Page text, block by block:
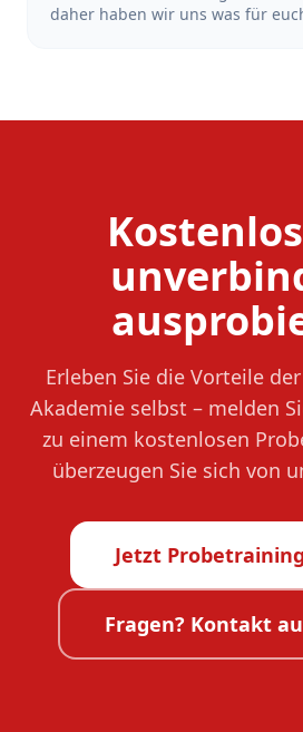
daher haben wir uns was für
wegen der Ferien und Starte
Erleben Sie die Vorteile
Akademie selbst – melden
zu einem kostenlosen
überzeugen Sie sich von
Jetzt
Fragen? Kontakt